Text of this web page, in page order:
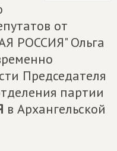
от
РОССИЯ" Ольга
Председателя
партии
в Архангельской